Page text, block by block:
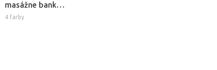
masážne banky
Fabulo
4 farby